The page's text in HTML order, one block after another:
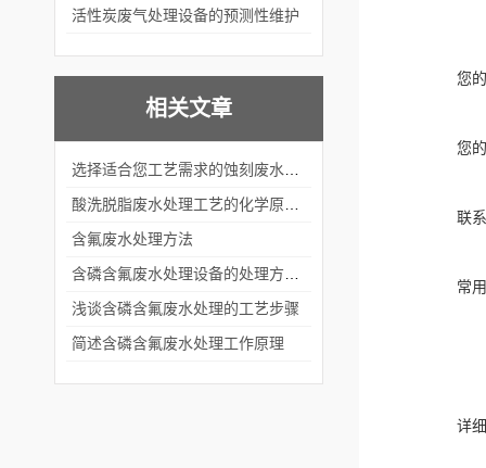
活性炭废气处理设备的预测性维护
相关文章
含氟废水处理方法
浅谈含磷含氟废水处理的工艺步骤
简述含磷含氟废水处理工作原理
您
您
联
常
详